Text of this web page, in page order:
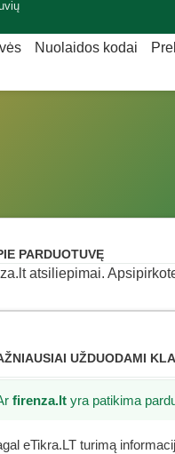
Nuolaidos kodai
PARDUOTUVĘ
atsiliepimai.
UŽDUODAMI
firenza.lt yra patikima
eTikra.LT turimą